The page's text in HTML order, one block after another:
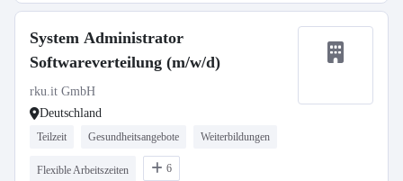
System Administrator
Softwareverteilung (m/w/d)
rku.it GmbH
Deutschland
Teilzeit Gesundheitsangebote Weiterbildungen
Flexible Arbeitszeiten 6